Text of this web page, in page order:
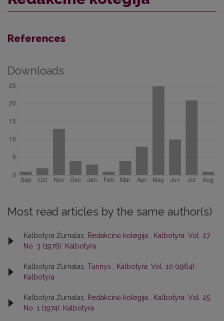
References
Downloads
Most read articles by the same author(s)
Kalbotyra Žurnalas, Redakcinė kolegija
Kalbotyra: Vol. 27
No. 3 (1976): Kalbotyra
Kalbotyra Žurnalas, Turinys
Kalbotyra: Vol. 10 (1964):
Kalbotyra
Kalbotyra Žurnalas, Redakcinė kolegija
Kalbotyra: Vol. 25
No. 1 (1974): Kalbotyra